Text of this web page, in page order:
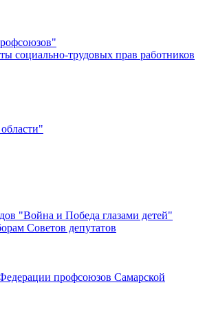
социально-трудовых прав работников
"Война и Победа глазами детей"
Советов депутатов
профсоюзов Самарской